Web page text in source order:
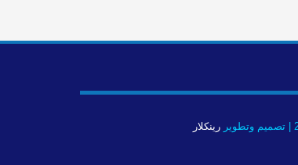
رينكلار